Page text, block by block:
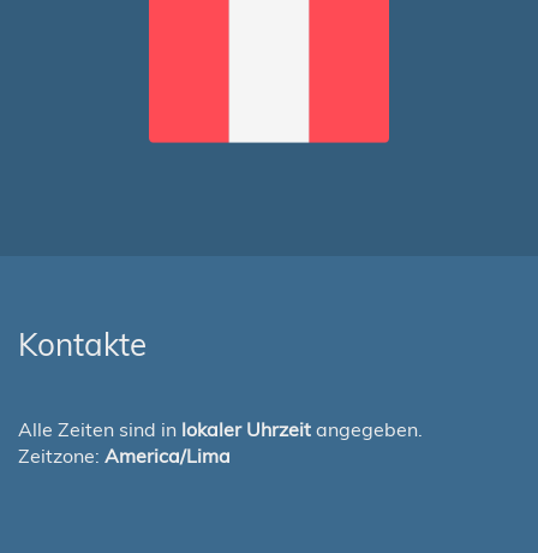
Kontakte
Alle Zeiten sind in lokaler Uhrzeit angegeben.
Zeitzone: America/Lima